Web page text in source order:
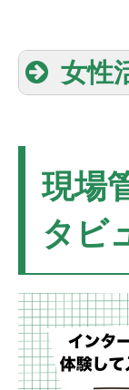
女性
現場
タビ